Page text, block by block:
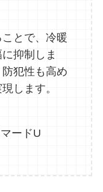
とで、冷暖
抑制しま
犯性も高め
します。
ードU